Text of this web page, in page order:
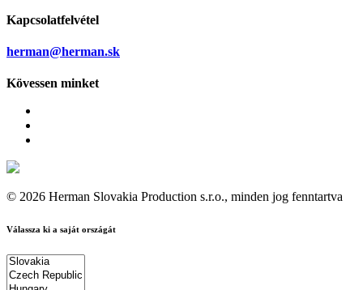
Kapcsolatfelvétel
herman@herman.sk
Kövessen minket
© 2026 Herman Slovakia Production s.r.o., minden jog fenntartva
Válassza ki a saját országát